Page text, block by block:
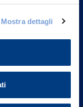
Mostra dettagli